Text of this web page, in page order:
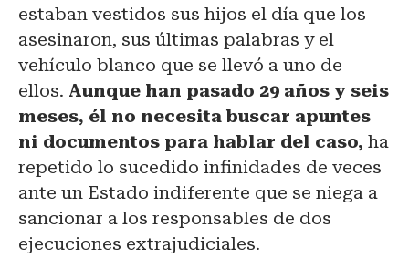
estaban vestidos sus hijos el día que los
asesinaron, sus últimas palabras y el
vehículo blanco que se llevó a uno de
ellos. Aunque han pasado 29 años y seis
meses, él no necesita buscar apuntes
ni documentos para hablar del caso, ha
repetido lo sucedido infinidades de veces
ante un Estado indiferente que se niega a
sancionar a los responsables de dos
ejecuciones extrajudiciales.